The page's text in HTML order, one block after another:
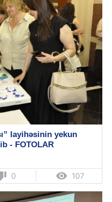
layihəsinin yekun
- FOTOLAR
0  107